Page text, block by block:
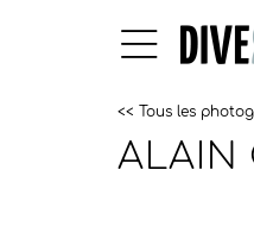
<< Tous les
ALAIN